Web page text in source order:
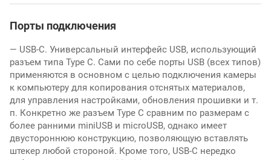
Порты подключения
— USB-C. Универсальный интерфейс USB, использующий
разъем типа Type C. Сами по себе порты USB (всех типов)
применяются в основном с целью подключения камеры
к компьютеру для копирования отснятых материалов,
для управления настройками, обновления прошивки и т.
п. Конкретно же разъем Type C сравним по размерам с
более ранними miniUSB и microUSB, однако имеет
двустороннюю конструкцию, позволяющую вставлять
штекер любой стороной. Кроме того, USB-C нередко